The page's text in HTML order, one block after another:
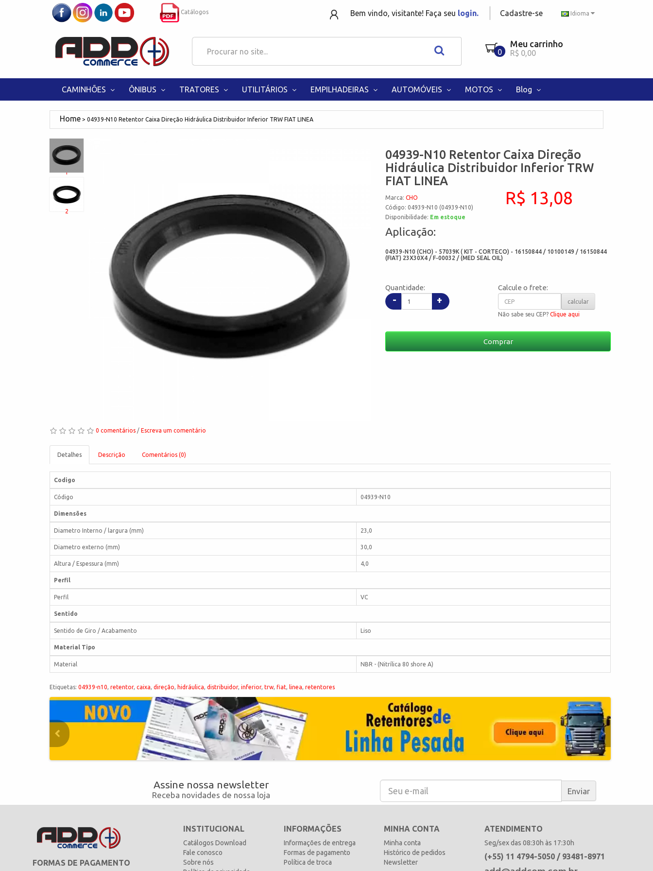
Idioma
Catálogos Bem vindo, visitante! Faça seu login. Cadastre-se
0
Meu carrinho
R$ 0,00
CAMINHÕES ÔNIBUS TRATORES UTILITÁRIOS EMPILHADEIRAS AUTOMÓVEIS MOTOS Blog
04939-N10 Retentor Caixa Direção Hidráulica Distribuidor Inferior TRW FIAT LINEA
1
2
0 comentários / Escreva um comentário
04939-N10 Retentor Caixa Direção
Hidráulica Distribuidor Inferior TRW
FIAT LINEA
Marca:CHO
Código: 04939-N10 (04939-N10)
Disponibilidade: Em estoque
R$ 13,08
Aplicação:
04939-N10 (CHO) - 57039K ( KIT - CORTECO) - 16150844 / 10100149 / 16150844
(FIAT) 23X30X4 / F-00032 / (MED SEAL OIL)
Quantidade:
- +
Calcule o frete:
calcular
Não sabe seu CEP?Clique aqui
Comprar
Detalhes Descrição Comentários (0)
Codigo
Código 04939-N10
Dimensões
Diametro Interno / largura (mm) 23,0
Diametro externo (mm) 30,0
Altura / Espessura (mm) 4,0
Perfil
Perfil VC
Sentido
Sentido de Giro / Acabamento Liso
Material Tipo
Material NBR - (Nitrílica 80 shore A)
Etiquetas: 04939-n10, retentor, caixa, direção, hidráulica, distribuidor, inferior, trw, fiat, linea, retentores
Assine nossa newsletter
Receba novidades de nossa loja Enviar
FORMAS DE PAGAMENTO
INSTITUCIONAL
Catálogos Download
Fale conosco
Sobre nós
INFORMAÇÕES
Informações de entrega
Formas de pagamento
Política de troca
MINHA CONTA
Minha conta
Histórico de pedidos
Newsletter
ATENDIMENTO
Seg/sex das 08:30h às 17:30h
(+55) 11 4794-5050 / 93481-8971